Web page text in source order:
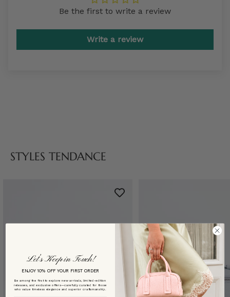
Be the first to write a review
Write a review
STYLES TENDANCE
Let’s Keep in Touch!
ENJOY 10% OFF YOUR FIRST ORDER
Be among the first to explore new arrivals, limited-edition
releases, and exclusive offers—carefully curated for those
who value timeless elegance and superior craftsmanship.